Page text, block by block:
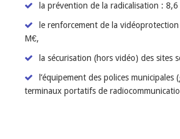
la prévention de la radicalisation :
le renforcement de la
M€,
la sécurisation (hors vidéo) des sites
l’équipement des polices municipales
terminaux portatifs de